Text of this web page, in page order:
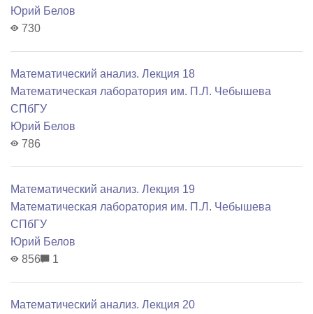
Юрий Белов
730
Математический анализ. Лекция 18
Математичеcкая лаборатория им. П.Л. Чебышева
СПбГУ
Юрий Белов
786
Математический анализ. Лекция 19
Математичеcкая лаборатория им. П.Л. Чебышева
СПбГУ
Юрий Белов
856
1
Математический анализ. Лекция 20